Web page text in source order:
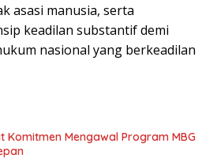
asasi manusia, serta
keadilan substantif demi
nasional yang berkeadilan
Komitmen Mengawal Program MBG